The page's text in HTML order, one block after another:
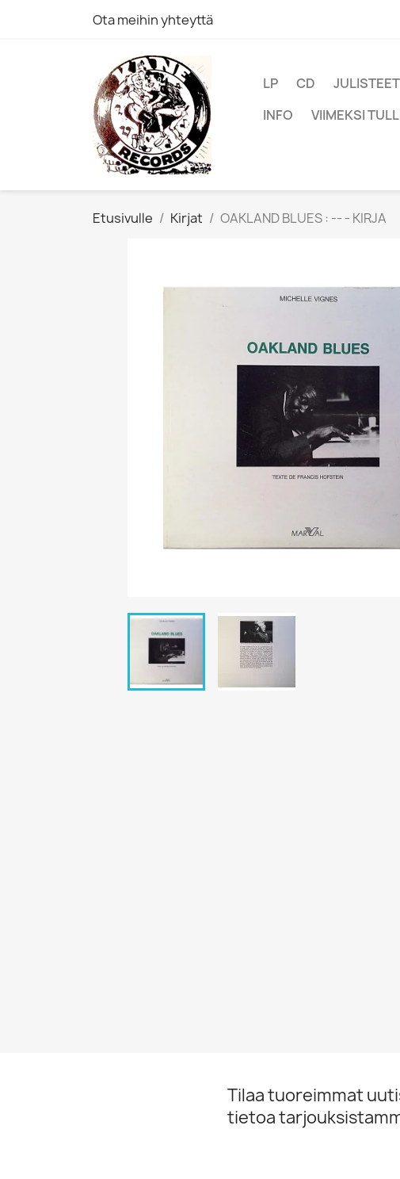
Ota meihin yhteyttä
LP CD JULISTEET
INFO
VIIMEKSI
Etusivulle Kirjat OAKLAND BLUES : -- - KIRJA
Tilaa tuoreimmat
tietoa